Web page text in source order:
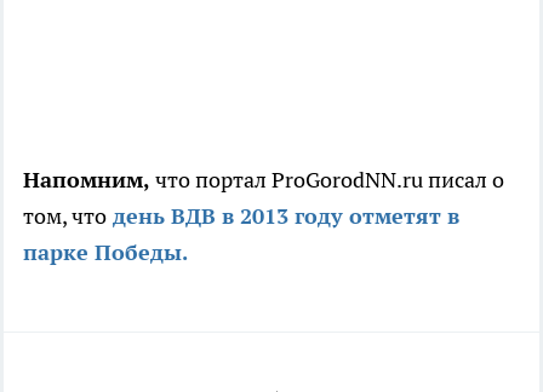
Напомним, что портал ProGorodNN.ru писал о
том, что день ВДВ в 2013 году отметят в
парке Победы.